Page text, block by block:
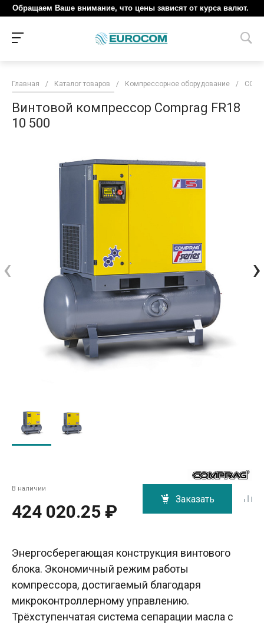
Обращаем Ваше внимание, что цены зависят от курса валют.
Главная / Каталог товаров / Компрессорное оборудование /
Винтовой компрессор Comprag FR18
10 500
‹ ›
В наличии
424 020.25 ₽
Заказать
Энергосберегающая конструкция винтового
блока. Экономичный режим работы
компрессора, достигаемый благодаря
микроконтроллерному управлению.
Трёхступенчатая система сепарации масла с